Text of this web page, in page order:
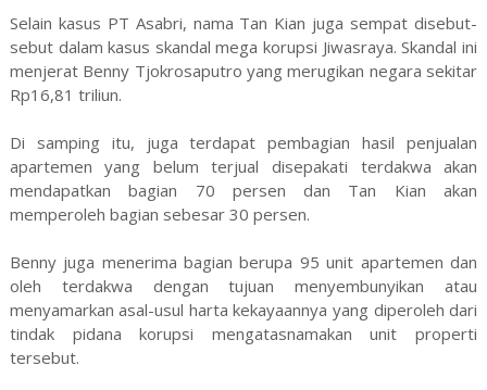
Selain kasus PT Asabri, nama Tan Kian juga sempat disebut-
sebut dalam kasus skandal mega korupsi Jiwasraya. Skandal ini
menjerat Benny Tjokrosaputro yang merugikan negara sekitar
Rp16,81 triliun.
Di samping itu, juga terdapat pembagian hasil penjualan
apartemen yang belum terjual disepakati terdakwa akan
mendapatkan bagian 70 persen dan Tan Kian akan
memperoleh bagian sebesar 30 persen.
Benny juga menerima bagian berupa 95 unit apartemen dan
oleh terdakwa dengan tujuan menyembunyikan atau
menyamarkan asal-usul harta kekayaannya yang diperoleh dari
tindak pidana korupsi mengatasnamakan unit properti
tersebut.